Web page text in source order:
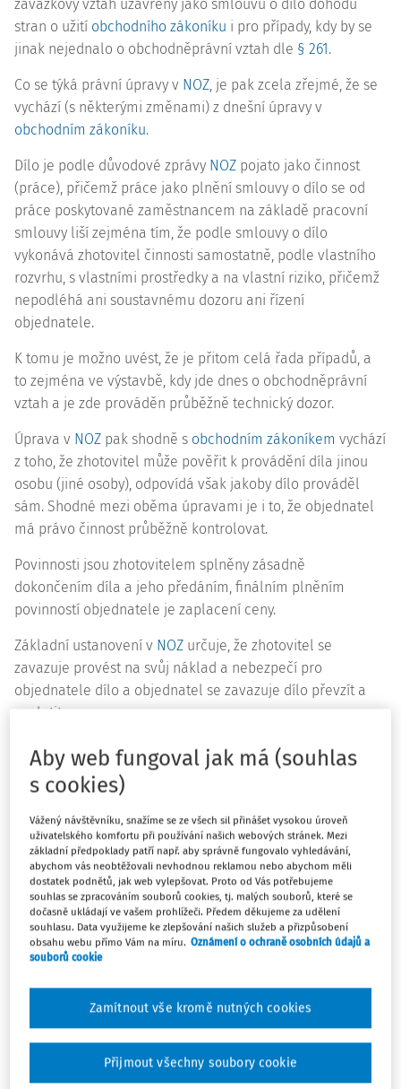
závazkový vztah uzavřený jako smlouvu o dílo dohodu
stran o užití obchodního zákoníku i pro případy, kdy by se
jinak nejednalo o obchodněprávní vztah dle § 261.
Co se týká právní úpravy v NOZ, je pak zcela zřejmé, že se
vychází (s některými změnami) z dnešní úpravy v
obchodním zákoníku.
Dílo je podle důvodové zprávy NOZ pojato jako činnost
(práce), přičemž práce jako plnění smlouvy o dílo se od
práce poskytované zaměstnancem na základě pracovní
smlouvy liší zejména tím, že podle smlouvy o dílo
vykonává zhotovitel činnosti samostatně, podle vlastního
rozvrhu, s vlastními prostředky a na vlastní riziko, přičemž
nepodléhá ani soustavnému dozoru ani řízení
objednatele.
K tomu je možno uvést, že je přitom celá řada případů, a
to zejména ve výstavbě, kdy jde dnes o obchodněprávní
vztah a je zde prováděn průběžně technický dozor.
Úprava v NOZ pak shodně s obchodním zákoníkem vychází
z toho, že zhotovitel může pověřit k provádění díla jinou
osobu (jiné osoby), odpovídá však jakoby dílo prováděl
sám. Shodné mezi oběma úpravami je i to, že objednatel
má právo činnost průběžně kontrolovat.
Povinnosti jsou zhotovitelem splněny zásadně
dokončením díla a jeho předáním, finálním plněním
povinností objednatele je zaplacení ceny.
Základní ustanovení v NOZ určuje, že zhotovitel se
zavazuje provést na svůj náklad a nebezpečí pro
objednatele dílo a objednatel se zavazuje dílo převzít a
zaplatit cenu.
Oproti znění Základního ustanovení v
obchodním zákoníku
je tedy text obohacen o provedení na náklad a nebezpečí
zhotovitele, což byl text určený v
ustanovení§ 537, které na základní ustanovení
navazovalo. Text Základního ustanoveníNOZbyl pak
obohacen i o zařazení povinnosti převzít dílo, která byla
rovněž v obchodním zákoníku v § 537.
Jinak je v Základním ustanoveníNOZupravena cena.
Určuje se, že cena díla je sjednána dostatečně určitě, je-li
dohodnut alespoň způsob jejího určení, anebo je-li určena
alespoň odhadem. Mají-li strany vůli uzavřít smlouvu bez
určení ceny díla, platí za ujednanou cena placená za totéž
nebo srovnatelné dílo v době uzavření smlouvy a za
obdobných smluvních podmínek. Připomínáme, že
uzavírání smlouvy vůlí stran bez určení ceny díla
Aby web fungoval jak má (souhlas
s cookies)
Vážený návštěvníku, snažíme se ze všech sil přinášet vysokou úroveň
uživatelského komfortu při používání našich webových stránek. Mezi
základní předpoklady patří např. aby správně fungovalo vyhledávání,
abychom vás neobtěžovali nevhodnou reklamou nebo abychom měli
dostatek podnětů, jak web vylepšovat. Proto od Vás potřebujeme
souhlas se zpracováním souborů cookies, tj. malých souborů, které se
dočasně ukládají ve vašem prohlížeči. Předem děkujeme za udělení
souhlasu. Data využijeme ke zlepšování našich služeb a přizpůsobení
obsahu webu přímo Vám na míru. Oznámení o ochraně osobních údajů a
souborů cookie
Zamítnout vše kromě nutných cookies
Přijmout všechny soubory cookie